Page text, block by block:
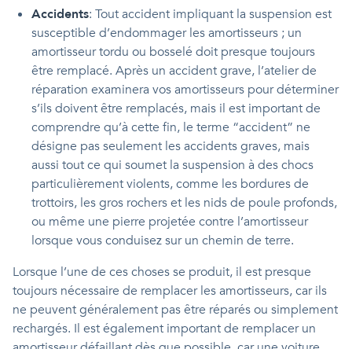
Accidents: Tout accident impliquant la suspension est
susceptible d’endommager les amortisseurs ; un
amortisseur tordu ou bosselé doit presque toujours
être remplacé. Après un accident grave, l’atelier de
réparation examinera vos amortisseurs pour déterminer
s’ils doivent être remplacés, mais il est important de
comprendre qu’à cette fin, le terme “accident” ne
désigne pas seulement les accidents graves, mais
aussi tout ce qui soumet la suspension à des chocs
particulièrement violents, comme les bordures de
trottoirs, les gros rochers et les nids de poule profonds,
ou même une pierre projetée contre l’amortisseur
lorsque vous conduisez sur un chemin de terre.
Lorsque l’une de ces choses se produit, il est presque
toujours nécessaire de remplacer les amortisseurs, car ils
ne peuvent généralement pas être réparés ou simplement
rechargés. Il est également important de remplacer un